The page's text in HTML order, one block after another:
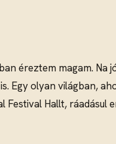
éreztem magam. Na
olyan világban,
Hallt, ráadásul